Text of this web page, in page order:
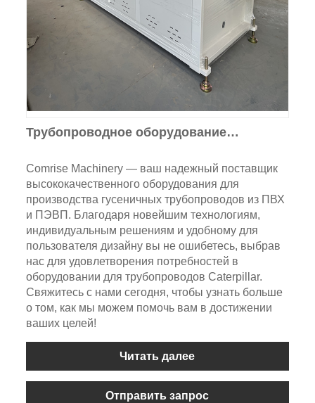
Трубопроводное оборудование
Comrise Machinery — ваш надежный поставщик
высококачественного оборудования для
производства гусеничных трубопроводов из ПВХ
и ПЭВП. Благодаря новейшим технологиям,
индивидуальным решениям и удобному для
пользователя дизайну вы не ошибетесь, выбрав
нас для удовлетворения потребностей в
оборудовании для трубопроводов Caterpillar.
Свяжитесь с нами сегодня, чтобы узнать больше
о том, как мы можем помочь вам в достижении
ваших целей!
Читать далее
Отправить запрос